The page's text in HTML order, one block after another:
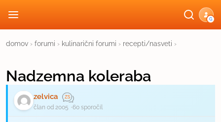
G
domov › forumi › kulinarični forumi › recepti/nasveti ›
Nadzemna koleraba
zelvica
član od 2005 60 sporočil